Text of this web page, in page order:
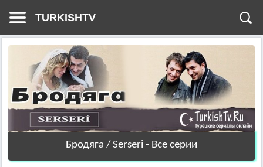
TURKISHTV
Бродяга / Serseri - Все серии